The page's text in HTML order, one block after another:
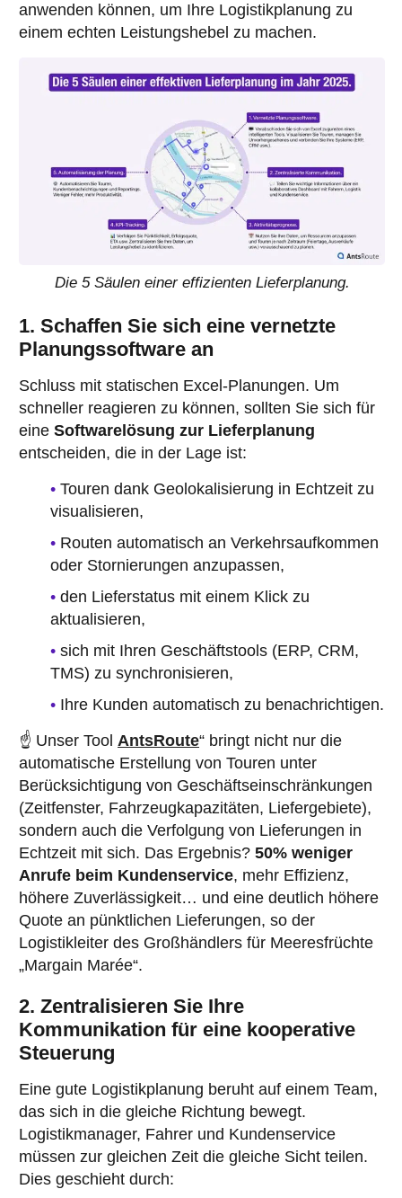
anwenden können, um Ihre Logistikplanung zu
einem echten Leistungshebel zu machen.
Die 5 Säulen einer effizienten Lieferplanung.
1. Schaffen Sie sich eine vernetzte
Planungssoftware an
Schluss mit statischen Excel-Planungen. Um
schneller reagieren zu können, sollten Sie sich für
eine Softwarelösung zur Lieferplanung
entscheiden, die in der Lage ist:
Touren dank Geolokalisierung in Echtzeit zu
visualisieren,
Routen automatisch an Verkehrsaufkommen
oder Stornierungen anzupassen,
den Lieferstatus mit einem Klick zu
aktualisieren,
sich mit Ihren Geschäftstools (ERP, CRM,
TMS) zu synchronisieren,
Ihre Kunden automatisch zu benachrichtigen.
☝️ Unser Tool AntsRoute“ bringt nicht nur die
automatische Erstellung von Touren unter
Berücksichtigung von Geschäftseinschränkungen
(Zeitfenster, Fahrzeugkapazitäten, Liefergebiete),
sondern auch die Verfolgung von Lieferungen in
Echtzeit mit sich. Das Ergebnis? 50% weniger
Anrufe beim Kundenservice, mehr Effizienz,
höhere Zuverlässigkeit… und eine deutlich höhere
Quote an pünktlichen Lieferungen, so der
Logistikleiter des Großhändlers für Meeresfrüchte
„Margain Marée“.
2. Zentralisieren Sie Ihre
Kommunikation für eine kooperative
Steuerung
Eine gute Logistikplanung beruht auf einem Team,
das sich in die gleiche Richtung bewegt.
Logistikmanager, Fahrer und Kundenservice
müssen zur gleichen Zeit die gleiche Sicht teilen.
Dies geschieht durch: